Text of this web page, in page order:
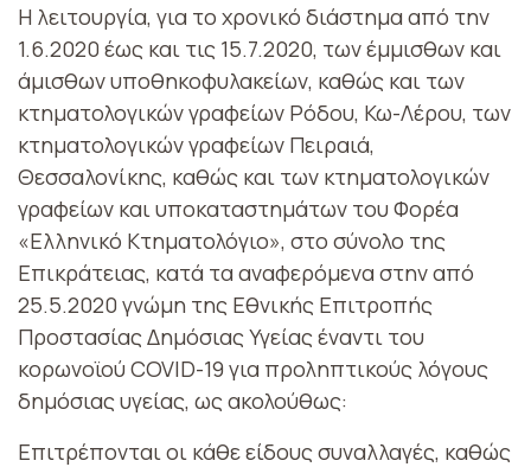
Η λειτουργία, για το χρονικό διάστημα από την
1.6.2020 έως και τις 15.7.2020, των έμμισθων και
άμισθων υποθηκοφυλακείων, καθώς και των
κτηματολογικών γραφείων Ρόδου, Κω-Λέρου, των
κτηματολογικών γραφείων Πειραιά,
Θεσσαλονίκης, καθώς και των κτηματολογικών
γραφείων και υποκαταστημάτων του Φορέα
«Ελληνικό Κτηματολόγιο», στο σύνολο της
Επικράτειας, κατά τα αναφερόμενα στην από
25.5.2020 γνώμη της Εθνικής Επιτροπής
Προστασίας Δημόσιας Υγείας έναντι του
κορωνοϊού COVID-19 για προληπτικούς λόγους
δημόσιας υγείας, ως ακολούθως:
Επιτρέπονται οι κάθε είδους συναλλαγές, καθώς